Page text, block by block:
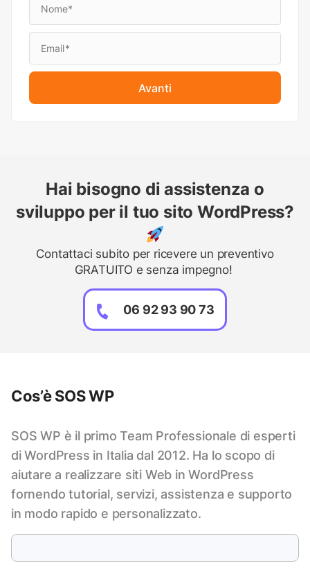
Avanti
Hai bisogno di assistenza o
sviluppo per il tuo sito WordPress?
Contattaci subito per ricevere un preventivo
GRATUITO e senza impegno!
06 92 93 90 73
Cos’è SOS WP
SOS WP è il primo Team Professionale di esperti
di WordPress in Italia dal 2012. Ha lo scopo di
aiutare a realizzare siti Web in WordPress
fornendo tutorial, servizi, assistenza e supporto
in modo rapido e personalizzato.